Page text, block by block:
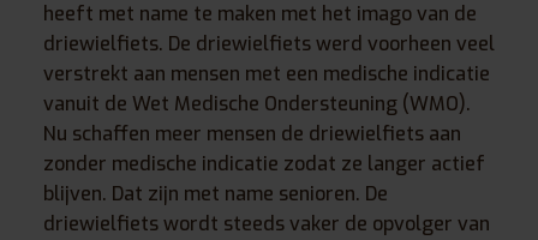
heeft met name te maken met het imago van de
driewielfiets. De driewielfiets werd voorheen veel
verstrekt aan mensen met een medische indicatie
vanuit de Wet Medische Ondersteuning (WMO).
Nu schaffen meer mensen de driewielfiets aan
zonder medische indicatie zodat ze langer actief
blijven. Dat zijn met name senioren. De
driewielfiets wordt steeds vaker de opvolger van